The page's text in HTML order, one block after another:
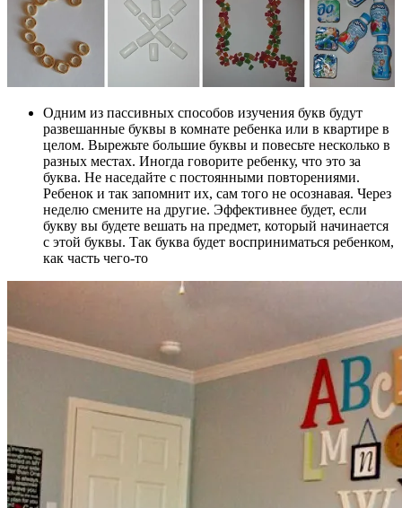
Одним из пассивных способов изучения букв будут
развешанные буквы в комнате ребенка или в квартире в
целом. Вырежьте большие буквы и повесьте несколько в
разных местах. Иногда говорите ребенку, что это за
буква. Не наседайте с постоянными повторениями.
Ребенок и так запомнит их, сам того не осознавая. Через
неделю смените на другие. Эффективнее будет, если
букву вы будете вешать на предмет, который начинается
с этой буквы. Так буква будет восприниматься ребенком,
как часть чего-то